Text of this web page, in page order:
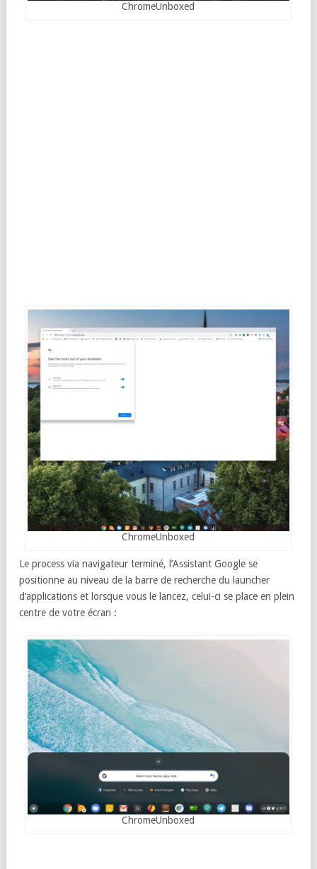
ChromeUnboxed
ChromeUnboxed
Le process via navigateur terminé, l’Assistant Google se
positionne au niveau de la barre de recherche du launcher
d’applications et lorsque vous le lancez, celui-ci se place en plein
centre de votre écran :
ChromeUnboxed